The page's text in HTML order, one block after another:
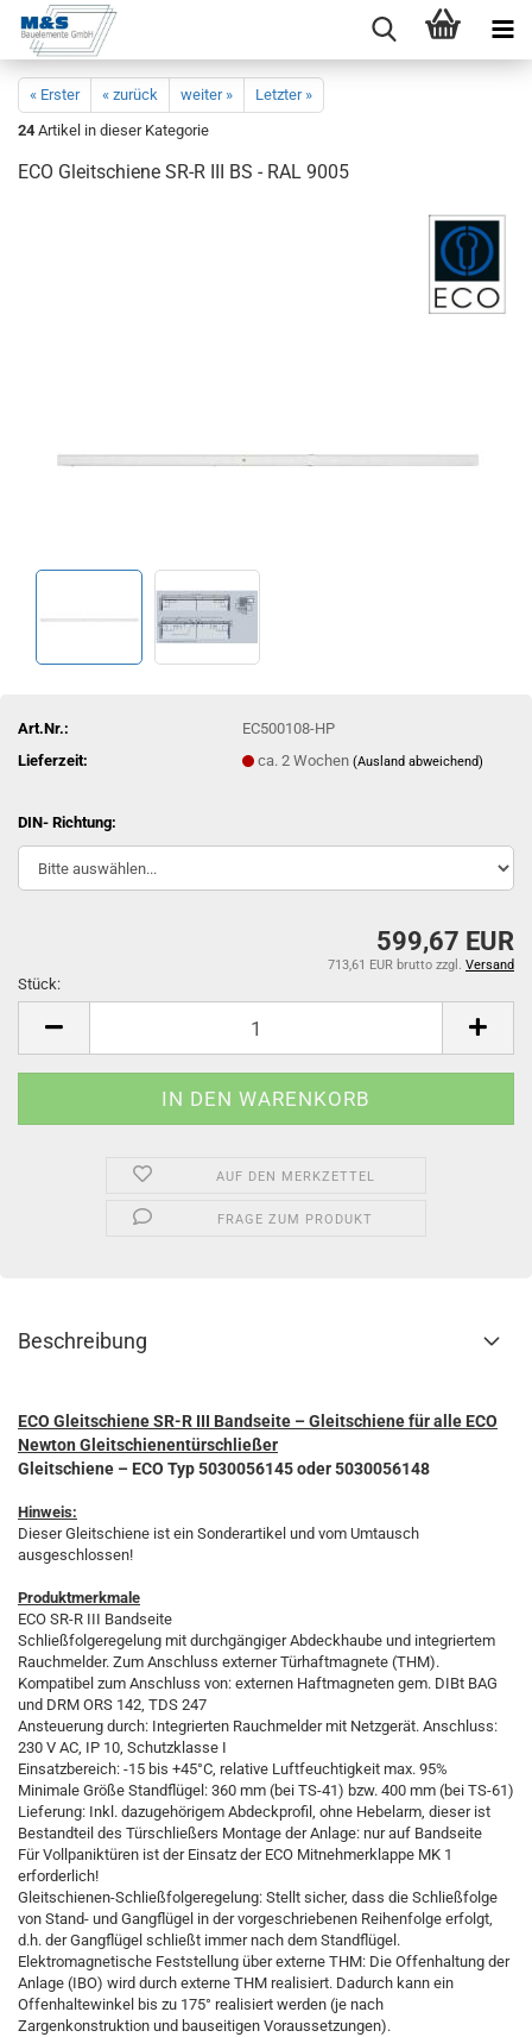
« Erster « zurück weiter »
Letzter »
24 Artikel in dieser Kategorie
ECO Gleit­schie­ne SR-R III BS - RAL 9005
Art.Nr.:
EC500108-HP
Lieferzeit:
ca. 2 Wochen(Ausland abweichend)
DIN- Richtung:
599,67 EUR
713,61 EUR brutto zzgl. Versand
Stück:
AUF DEN MERKZETTEL
FRAGE ZUM PRODUKT
Beschreibung
ECO Gleitschiene SR-R III Bandseite – Gleitschiene für alle ECO
Newton Gleitschienentürschließer
Gleitschiene – ECO Typ 5030056145 oder 5030056148
Hinweis:
Dieser Gleitschiene ist ein Sonderartikel und vom Umtausch
ausgeschlossen!
Produktmerkmale
ECO SR-R III Bandseite
Schließfolgeregelung mit durchgängiger Abdeckhaube und integriertem
Rauchmelder. Zum Anschluss externer Türhaftmagnete (THM).
Kompatibel zum Anschluss von: externen Haftmagneten gem. DIBt BAG
und DRM ORS 142, TDS 247
Ansteuerung durch: Integrierten Rauchmelder mit Netzgerät. Anschluss:
230 V AC, IP 10, Schutzklasse I
Einsatzbereich: -15 bis +45°C, relative Luftfeuchtigkeit max. 95%
Minimale Größe Standflügel: 360 mm (bei TS-41) bzw. 400 mm (bei TS-61)
Lieferung: Inkl. dazugehörigem Abdeckprofil, ohne Hebelarm, dieser ist
Bestandteil des Türschließers Montage der Anlage: nur auf Bandseite
Für Vollpaniktüren ist der Einsatz der ECO Mitnehmerklappe MK 1
erforderlich!
Gleitschienen-Schließfolgeregelung: Stellt sicher, dass die Schließfolge
von Stand- und Gangflügel in der vorgeschriebenen Reihenfolge erfolgt,
d.h. der Gangflügel schließt immer nach dem Standflügel.
Elektromagnetische Feststellung über externe THM: Die Offenhaltung der
Anlage (IBO) wird durch externe THM realisiert. Dadurch kann ein
Offenhaltewinkel bis zu 175° realisiert werden (je nach
Zargenkonstruktion und bauseitigen Voraussetzungen).